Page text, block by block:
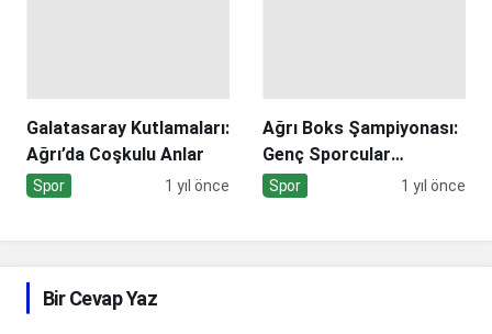
Galatasaray Kutlamaları:
Ağrı’da Coşkulu Anlar
Spor 1 yıl önce
Ağrı Boks Şampiyonası:
Genç Sporcular
Yarışıyor
Spor 1 yıl önce
Bir Cevap Yaz